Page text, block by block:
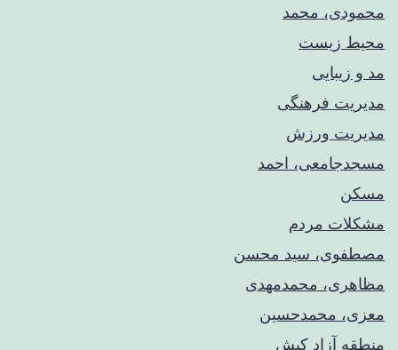
محمودی، محمد
محیط زیست
مد و زیبایی
مدیریت فرهنگی
مدیریت ورزش
مسجدجامعی، احمد
مسکن
مشکلات مردم
مصطفوی، سید محسن
مظاهری، محمدمهدی
معزی، محمدحسین
منطقه آزاد کیش